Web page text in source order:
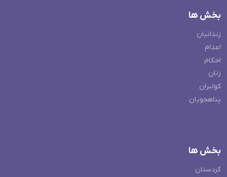
بخش ها
زندانیان
اعدام
احکام
زنان
کولبران
پناهجویان
بخش ها
کردستان